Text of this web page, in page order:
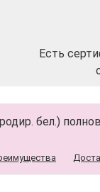
Есть
бел.)